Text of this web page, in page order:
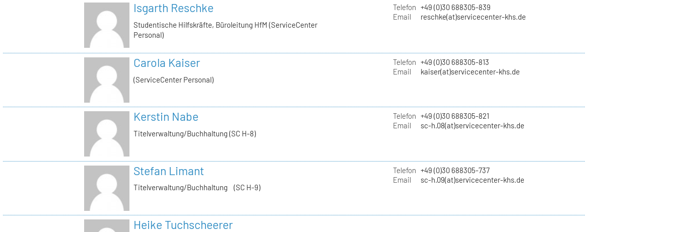
Isgarth Reschke
Studentische Hilfskräfte, Büroleitung HfM (ServiceCenter
Personal)
Telefon +49 (0)30 688305-839
Email
reschke(at)servicecenter-khs.de
Carola Kaiser
(ServiceCenter Personal)
Telefon +49 (0)30 688305-813
Email
kaiser(at)servicecenter-khs.de
Kerstin Nabe
Titelverwaltung/Buchhaltung (SC H-8)
Telefon +49 (0)30 688305-821
Email
sc-h.08(at)servicecenter-khs.de
Stefan Limant
Titelverwaltung/Buchhaltung (SC H-9)
Telefon +49 (0)30 688305-737
Email
sc-h.09(at)servicecenter-khs.de
Heike Tuchscheerer